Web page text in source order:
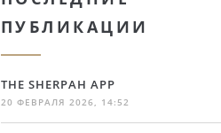
ПУБЛИКАЦИИ
THE SHERPAH APP
20 ФЕВРАЛЯ 2026, 14:52